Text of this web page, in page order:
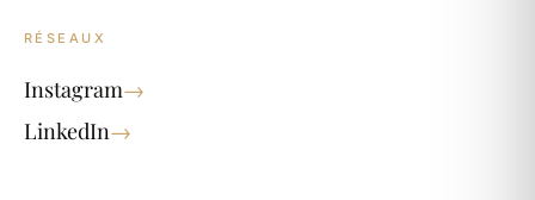
RÉSEAUX
Instagram→
LinkedIn→